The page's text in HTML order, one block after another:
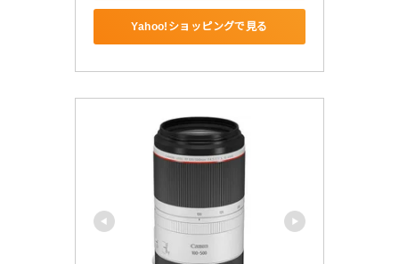
Yahoo!ショッピングで見る